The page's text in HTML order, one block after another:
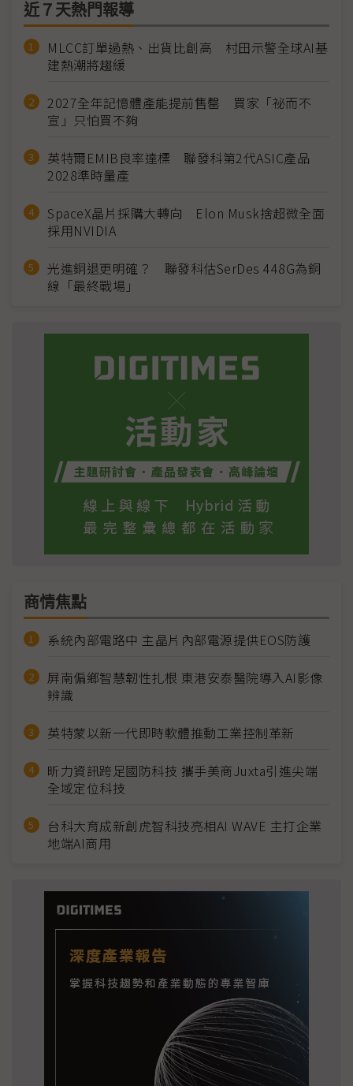
近７天熱門報導
MLCC訂單過熱、出貨比創高 村田示警全球AI基
建熱潮將趨緩
2027全年記憶體產能提前售罄 買家「祕而不
宣」只怕買不夠
英特爾EMIB良率達標 聯發科第2代ASIC產品
2028準時量產
SpaceX晶片採購大轉向 Elon Musk捨超微全面
採用NVIDIA
光進銅退更明確？ 聯發科估SerDes 448G為銅
線「最終戰場」
商情焦點
系統內部電路中 主晶片內部電源提供EOS防護
屏南偏鄉智慧韌性扎根 東港安泰醫院導入AI影像
辨識
英特蒙以新一代即時軟體推動工業控制革新
昕力資訊跨足國防科技 攜手美商Juxta引進尖端
全域定位科技
台科大育成新創虎智科技亮相AI WAVE 主打企業
地端AI商用